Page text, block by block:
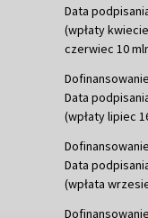
Data
(wpłaty
czerwiec 10
Data
(wpłaty lipiec
Data
(wpłata